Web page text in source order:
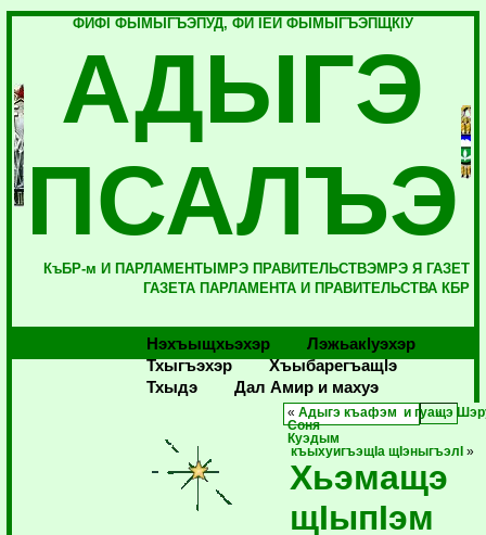
ФИФI ФЫМЫГЪЭПУД, ФИ IЕЙ ФЫМЫГЪЭПЩКIУ
АДЫГЭ
ПСАЛЪЭ
КъБР-м И ПАРЛАМЕНТЫМРЭ ПРАВИТЕЛЬСТВЭМРЭ Я ГАЗЕТ
ГАЗЕТА ПАРЛАМЕНТА И ПРАВИТЕЛЬСТВА КБР
Нэхъыщхьэхэр
Лэжьакlуэхэр
Тхыгъэхэр
Хъыбарегъащlэ
Тхыдэ
Дал Амир и махуэ
«Адыгэ къафэм и гуащэ
Соня
Куэдым
къыхуигъэщIа щIэныгъэлI »
Хьэмащэ
щIыпIэм